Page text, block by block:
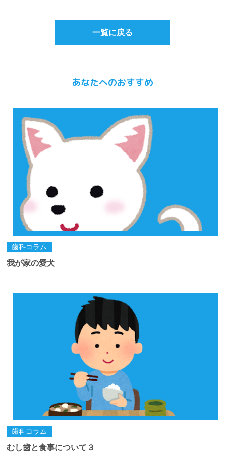
一覧に戻る
あなたへのおすすめ
歯科コラム
我が家の愛犬
歯科コラム
むし歯と食事について３